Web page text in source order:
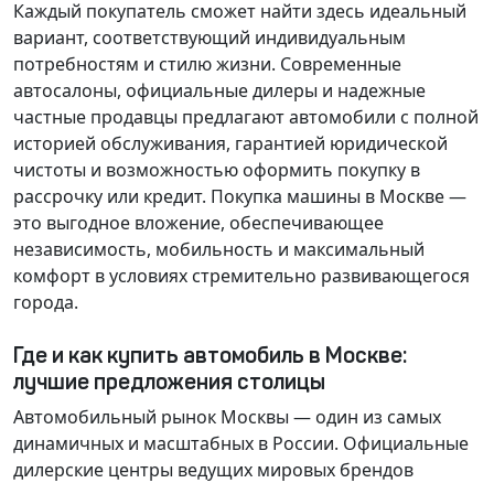
Каждый покупатель сможет найти здесь идеальный
вариант, соответствующий индивидуальным
потребностям и стилю жизни. Современные
автосалоны, официальные дилеры и надежные
частные продавцы предлагают автомобили с полной
историей обслуживания, гарантией юридической
чистоты и возможностью оформить покупку в
рассрочку или кредит. Покупка машины в Москве —
это выгодное вложение, обеспечивающее
независимость, мобильность и максимальный
комфорт в условиях стремительно развивающегося
города.
Где и как купить автомобиль в Москве:
лучшие предложения столицы
Автомобильный рынок Москвы — один из самых
динамичных и масштабных в России. Официальные
дилерские центры ведущих мировых брендов